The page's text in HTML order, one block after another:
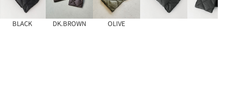
BLACK DK.BROWN OLIVE